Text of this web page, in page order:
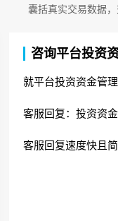
囊括真实交易数据
咨询平台投资
就平台投资资金管
客服回复：投资资
客服回复速度快且